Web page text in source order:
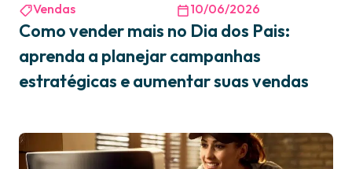
Vendas 10/06/2026
Como vender mais no Dia dos Pais:
aprenda a planejar campanhas
estratégicas e aumentar suas vendas